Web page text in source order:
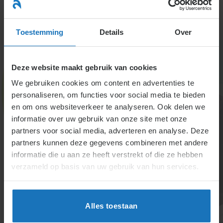
Toestemming Details Over
Deze website maakt gebruik van cookies
We gebruiken cookies om content en advertenties te
personaliseren, om functies voor social media te bieden
en om ons websiteverkeer te analyseren. Ook delen we
informatie over uw gebruik van onze site met onze
partners voor social media, adverteren en analyse. Deze
partners kunnen deze gegevens combineren met andere
informatie die u aan ze heeft verstrekt of die ze hebben
verzameld op basis van uw gebruik van hun services.
Alles toestaan
naar
inhoud
Ontslag
Een dienstverband kan op verschillende manieren
eindigen. Een werkgever kan een werknemer op
staande voet ontslaan, met toestemming van het
UWV ontslag geven of de arbeidsovereenkomst
en een werkgever en werknemer kunnen in overleg
uit elkaar gaan met een vaststellingsovereenkomst.